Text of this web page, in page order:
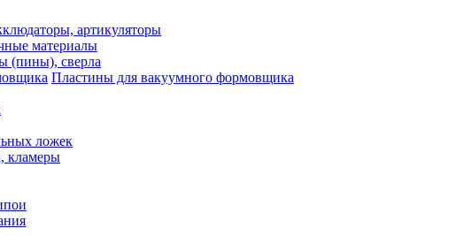
артикуляторы
материалы
(пины), сверла
Пластины для вакуумного формовщика
ложек
кламеры